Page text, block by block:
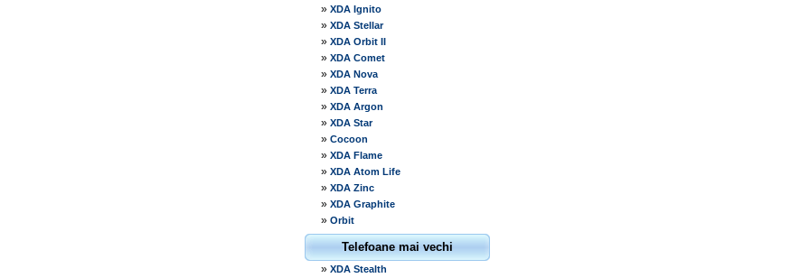
» XDA Ignito
» XDA Stellar
» XDA Orbit II
» XDA Comet
» XDA Nova
» XDA Terra
» XDA Argon
» XDA Star
» Cocoon
» XDA Flame
» XDA Atom Life
» XDA Zinc
» XDA Graphite
» Orbit
Telefoane mai vechi
» XDA Stealth